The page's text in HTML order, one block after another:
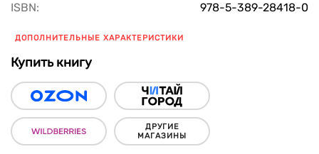
ISBN: 978-5-389-28418-0
ДОПОЛНИТЕЛЬНЫЕ ХАРАКТЕРИСТИКИ
Купить книгу
ДРУГИЕ
МАГАЗИНЫ